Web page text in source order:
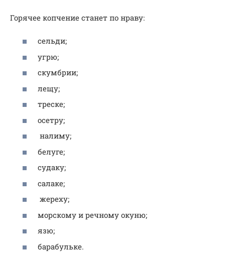
Горячее копчение станет по нраву:
сельди;
угрю;
скумбрии;
лещу;
треске;
осетру;
налиму;
белуге;
судаку;
салаке;
жереху;
морскому и речному окуню;
язю;
барабульке.